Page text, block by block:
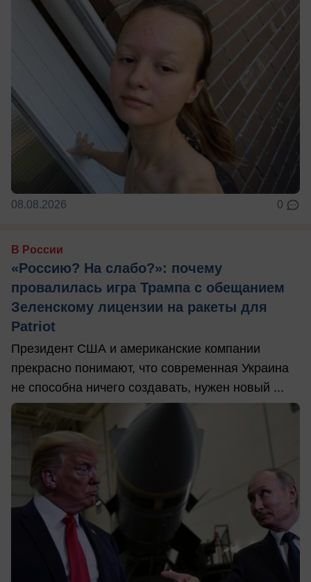
08.08.2026 0
В России
«Россию? На слабо?»: почему
провалилась игра Трампа с обещанием
Зеленскому лицензии на ракеты для
Patriot
Президент США и американские компании
прекрасно понимают, что современная Украина
не способна ничего создавать, нужен новый ...